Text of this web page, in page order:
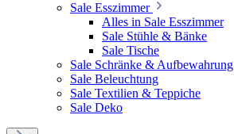
Sale Esszimmer
Alles in Sale Esszimmer
Sale Stühle & Bänke
Sale Tische
Sale Schränke & Aufbewahrung
Sale Beleuchtung
Sale Textilien & Teppiche
Sale Deko